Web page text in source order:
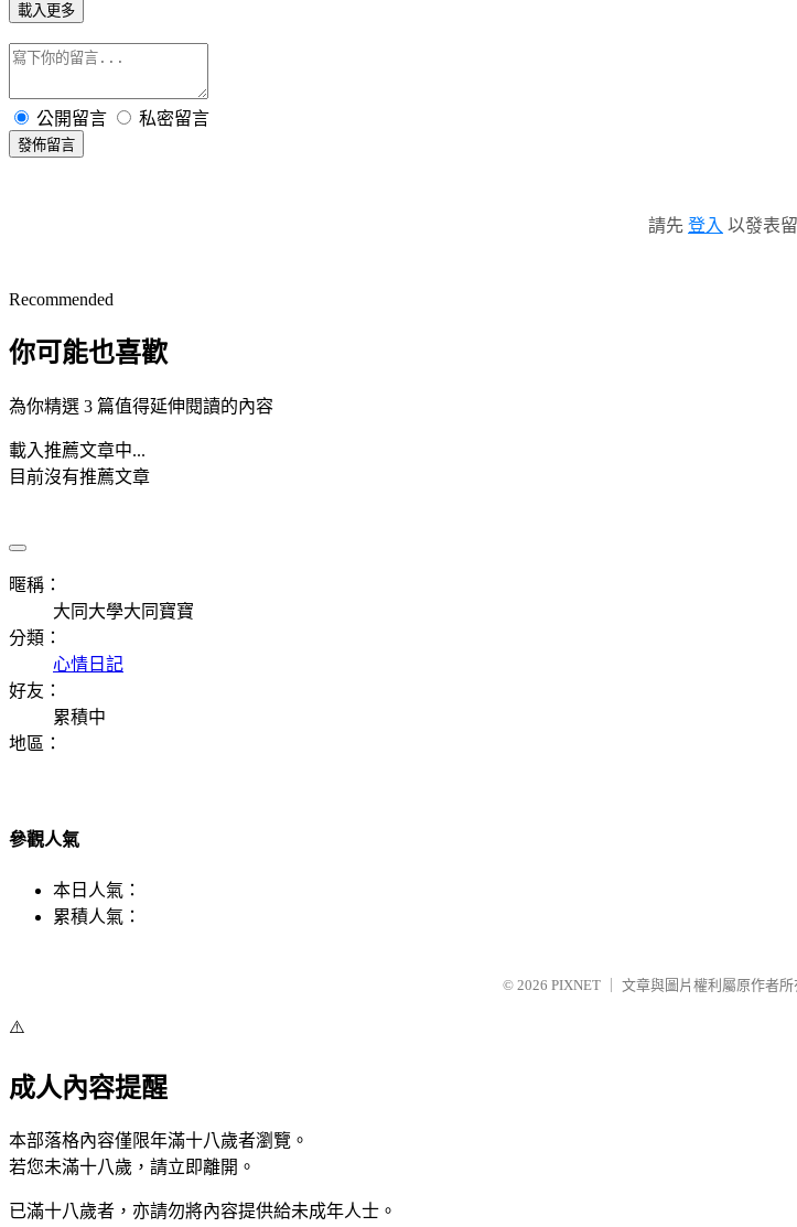
載入更多
公開留言 私密留言
發佈留言
請先 登入 以發表
Recommended
你可能也喜歡
為你精選 3 篇值得延伸閱讀的內容
載入推薦文章中...
目前沒有推薦文章
暱稱：
大同大學大同寶寶
分類：
心情日記
好友：
累積中
地區：
參觀人氣
本日人氣：
累積人氣：
© 2026 PIXNET 文章與圖片權利屬原作者所
⚠️
成人內容提醒
本部落格內容僅限年滿十八歲者瀏覽。
若您未滿十八歲，請立即離開。
已滿十八歲者，亦請勿將內容提供給未成年人士。